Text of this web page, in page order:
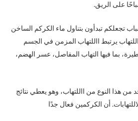
على الريق.
إليكم فيما يلي 8 أسباب تجعلكم تبدأون بتناول ماء الكركم الساخن
: 1 .يحارب االلتهاب يرتبط االلتهاب المزمن في الجسم
بما فيها التهاب المفاصل، عسر الهضم،
هذا النوع من االلتهاب، وهو يعطي نتائج
أن الكركمين فعال جدًا